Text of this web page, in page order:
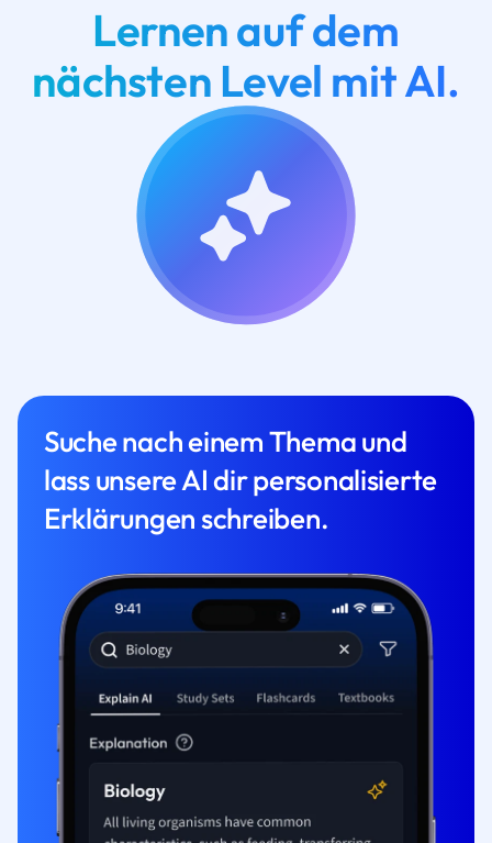
Lernen auf dem
nächsten Level mit AI.
Suche nach einem Thema und
lass unsere AI dir personalisierte
Erklärungen schreiben.